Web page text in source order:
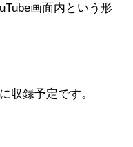
画面内という形
収録予定です。